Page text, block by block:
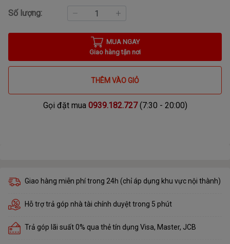
Số lượng:
MUA NGAY
Giao hàng tận nơi
THÊM VÀO GIỎ
Gọi đặt mua 0939.182.727(7:30 - 20:00)
Giao hàng miễn phí trong 24h (chỉ áp dụng khu vực nội thành)
Hỗ trợ trả góp nhà tài chính duyệt trong 5 phút
Trả góp lãi suất 0% qua thẻ tín dụng Visa, Master, JCB